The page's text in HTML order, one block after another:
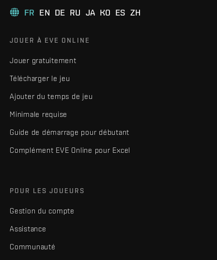
FR EN DE RU JA KO ES ZH
JOUER À EVE ONLINE
Jouer gratuitement
Télécharger le jeu
Ajouter du temps de jeu
Minimale requise
Guide de démarrage pour débutant
Complément EVE Online pour Excel
POUR LES JOUEURS
Gestion du compte
Assistance
Communauté